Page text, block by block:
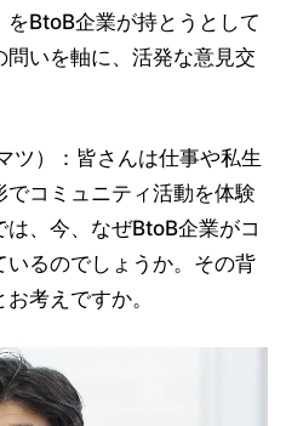
をBtoB企業が持とうとして
いを軸に、活発な意見交
）：皆さんは仕事や私生
コミュニティ活動を体験
、今、なぜBtoB企業がコ
いるのでしょうか。その背
考えですか。